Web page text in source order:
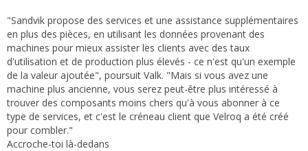
"Sandvik propose des services et une assistance supplémentaires
en plus des pièces, en utilisant les données provenant des
machines pour mieux assister les clients avec des taux
d'utilisation et de production plus élevés - ce n'est qu'un exemple
de la valeur ajoutée", poursuit Valk. "Mais si vous avez une
machine plus ancienne, vous serez peut-être plus intéressé à
trouver des composants moins chers qu'à vous abonner à ce
type de services, et c'est le créneau client que Velroq a été créé
pour combler."
Accroche-toi là-dedans